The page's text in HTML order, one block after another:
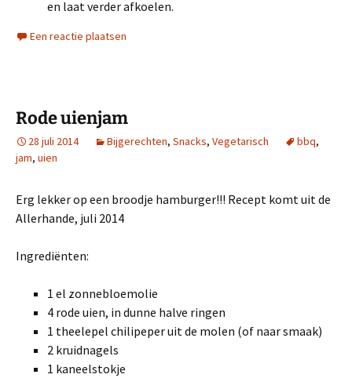
en laat verder afkoelen.
Een reactie plaatsen
Rode uienjam
28 juli 2014 Bijgerechten, Snacks, Vegetarisch bbq,
jam, uien
Erg lekker op een broodje hamburger!!! Recept komt uit de
Allerhande, juli 2014
Ingrediënten:
1 el zonnebloemolie
4 rode uien, in dunne halve ringen
1 theelepel chilipeper uit de molen (of naar smaak)
2 kruidnagels
1 kaneelstokje